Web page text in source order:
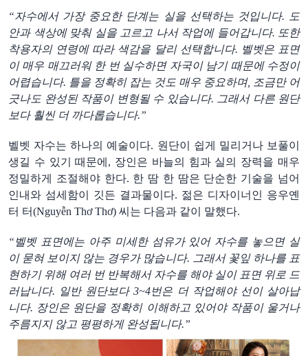
“자수에서 가장 중요한 단계는 실을 선택하는 것입니다.
도
안과 색상에 맞춰 실을 고르고 나서 작업에 들어갑니다. 또한
착용자의 연령에 따라 색감을 달리 선택합니다. 벨벳은 표면
이 매우 매끄러워 한 번 실수하면 자국이 남기 때문에 수정이
어렵습니다. 틀을 정확히 잡는 것도 매우 중요하며, 조금만 어
긋나도 완성된 작품이 변형될 수 있습니다. 그래서 다른 원단
보다 훨씬 더 까다롭습니다.”
벨벳 자수는 하나의 예술이다. 원단이 쉽게 밀리거나 보풀이
생길 수 있기 때문에 , 장인은 바늘의 힘과 실의 장력을 매우
정밀하게
조절해야 한다. 한 땀 한 땀은 단순한 기술을 넘어
인내와 섬세함이 깃든 결과물이다. 젊은 디자이너 인 응우옌
터 터(Nguyễn Thơ Thơ) 씨 는 다음과 같이 말했다.
“벨벳 표면에는 아주 미세한 섬유가 있어 자수를 놓으면 실
이 묻혀 보이지 않는 경우가 많습니다. 그래서 꽃잎 하나를 표
현하기 위해 여러 번 반복해서 자수를 해야 실이 표면 위로 드
러납니다. 일반 원단보다3~4번은 더 작업해야 선이 살아납
니다. 장인은 원단을 정확히 이해하고 있어야 작품이 울거나
주름지지 않고 평평하게 완성됩니다.”